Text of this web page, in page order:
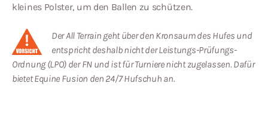
kleines Polster, um den Ballen zu schützen.
Der All Terrain geht über den Kronsaum des Hufes und
entspricht deshalb nicht der Leistungs-Prüfungs-
Ordnung (LPO) der FN und ist für Turniere nicht zugelassen. Dafür
bietet Equine Fusion den 24/7 Hufschuh an.